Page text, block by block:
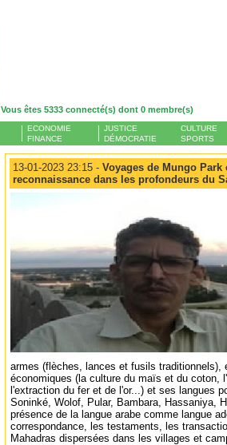
Vous êtes 5333 connecté(s) dont 0 membre(s)
ECONOMIE
FINANCE
JUSTICE
DÉMOCRATIE
CULTURE
SPORTS
13-01-2023 23:15 - Voyages de Mungo Park
reconnaissance dans les profondeurs du
armes (flèches, lances et fusils traditionnels),
économiques (la culture du maïs et du coton,
l'extraction du fer et de l'or...) et ses langues
Soninké, Wolof, Pular, Bambara, Hassaniya,
présence de la langue arabe comme langue
correspondance, les testaments, les
Mahadras dispersées dans les villages et